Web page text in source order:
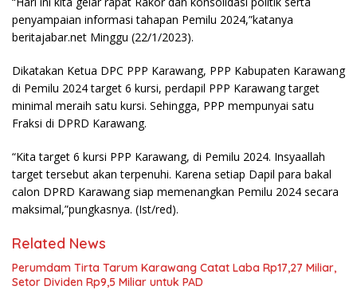
penyampaian informasi tahapan Pemilu 2024,”katanya
beritajabar.net Minggu (22/1/2023).
Dikatakan Ketua DPC PPP Karawang, PPP Kabupaten Karawang
di Pemilu 2024 target 6 kursi, perdapil PPP Karawang target
minimal meraih satu kursi. Sehingga, PPP mempunyai satu
Fraksi di DPRD Karawang.
“Kita target 6 kursi PPP Karawang, di Pemilu 2024. Insyaallah
target tersebut akan terpenuhi. Karena setiap Dapil para bakal
calon DPRD Karawang siap memenangkan Pemilu 2024 secara
maksimal,”pungkasnya. (Ist/red).
Related News
Perumdam Tirta Tarum Karawang Catat Laba Rp17,27 Miliar,
Setor Dividen Rp9,5 Miliar untuk PAD